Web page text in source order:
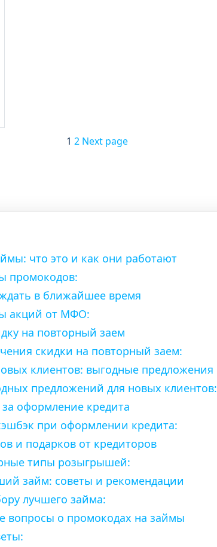
1 2 Next page
что это и как они работают
промокодов:
в ближайшее время
акций от МФО:
на повторный заем
скидки на повторный заем:
клиентов: выгодные предложения
предложений для новых клиентов:
оформление кредита
при оформлении кредита:
и подарков от кредиторов
типы розыгрышей:
займ: советы и рекомендации
лучшего займа:
вопросы о промокодах на займы